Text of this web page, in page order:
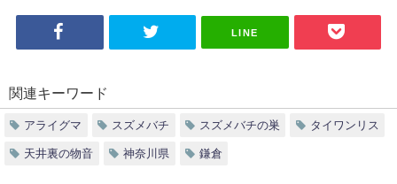
LINE
関連キーワード
アライグマ スズメバチ スズメバチの巣 タイワンリス
天井裏の物音 神奈川県 鎌倉